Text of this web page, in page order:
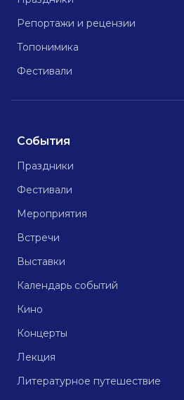
Репортажи и рецензии
Топонимика
Фестивали
События
Праздники
Фестивали
Мероприятия
Встречи
Выставки
Календарь событий
Кино
Концерты
Лекция
Литературное путешествие